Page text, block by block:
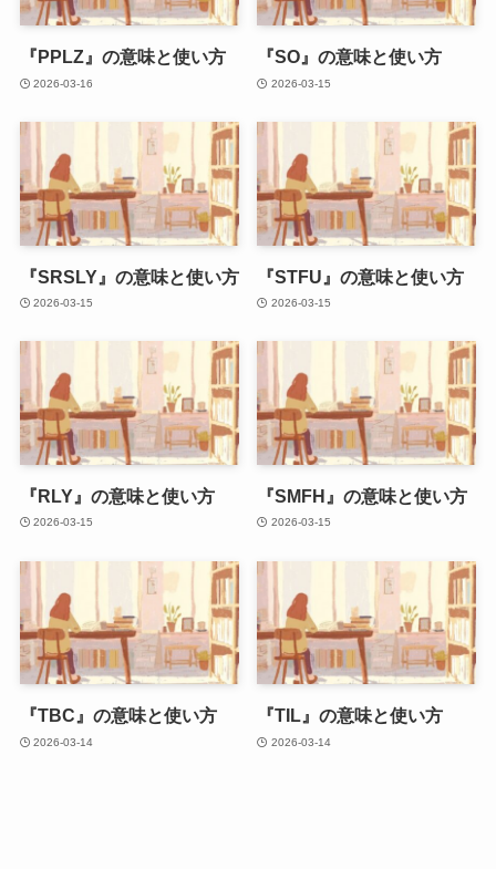
『PPLZ』の意味と使い方
2026-03-16
『SO』の意味と使い方
2026-03-15
『SRSLY』の意味と使い方
2026-03-15
『STFU』の意味と使い方
2026-03-15
『RLY』の意味と使い方
2026-03-15
『SMFH』の意味と使い方
2026-03-15
『TBC』の意味と使い方
2026-03-14
『TIL』の意味と使い方
2026-03-14